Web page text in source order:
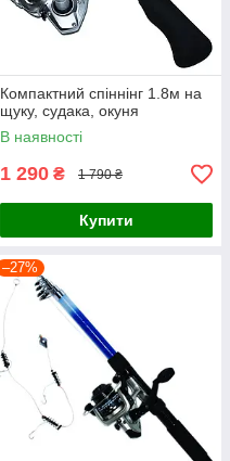
Компактний спіннінг 1.8м на
щуку, судака, окуня
В наявності
1 290 ₴ 1 790 ₴
Купити
–27%